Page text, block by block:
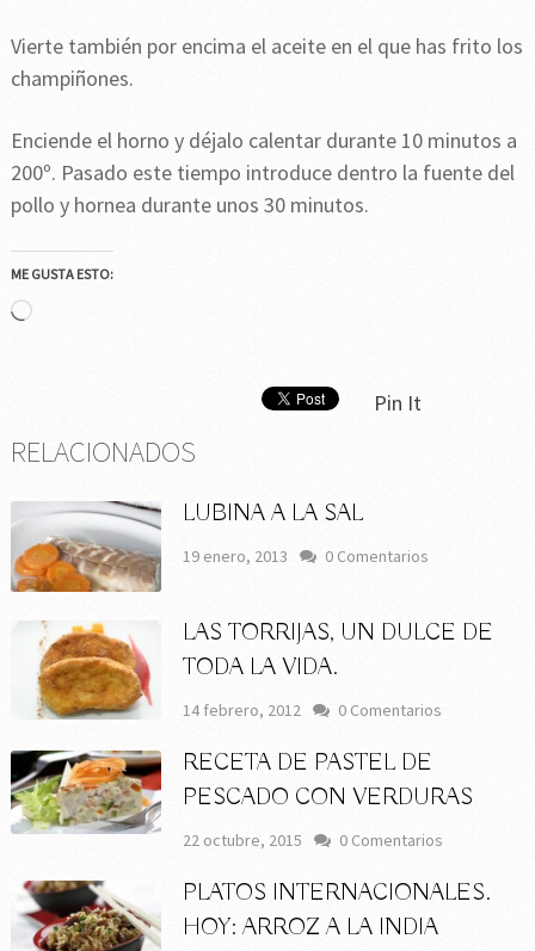
Vierte también por encima el aceite en el que has frito los
champiñones.
Enciende el horno y déjalo calentar durante 10 minutos a
200º. Pasado este tiempo introduce dentro la fuente del
pollo y hornea durante unos 30 minutos.
ME GUSTA ESTO:
Cargando...
Pin It
RELACIONADOS
LUBINA A LA SAL
19 enero, 2013 0 Comentarios
LAS TORRIJAS, UN DULCE DE
TODA LA VIDA.
14 febrero, 2012 0 Comentarios
RECETA DE PASTEL DE
PESCADO CON VERDURAS
22 octubre, 2015 0 Comentarios
PLATOS INTERNACIONALES.
HOY: ARROZ A LA INDIA